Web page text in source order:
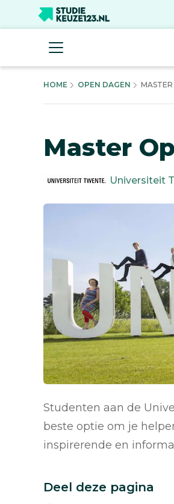
HOME OPEN DAGEN
Master
Universiteit
Studenten aan de
beste optie om je
inspirerende en
Deel deze pagina